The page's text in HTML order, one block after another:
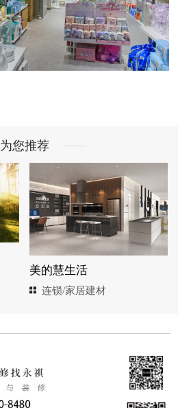
为您推荐
美的慧生活
连锁/家居建材